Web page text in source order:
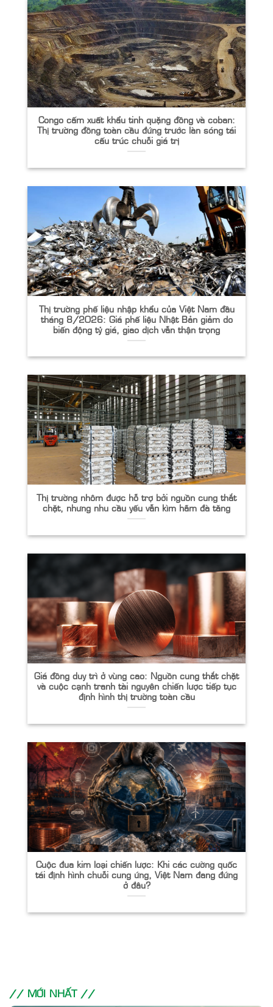
Congo cấm xuất khẩu tinh quặng đồng và coban:
Thị trường đồng toàn cầu đứng trước làn sóng tái
cấu trúc chuỗi giá trị
Thị trường phế liệu nhập khẩu của Việt Nam đầu
tháng 8/2026: Giá phế liệu Nhật Bản giảm do
biến động tỷ giá, giao dịch vẫn thận trọng
Thị trường nhôm được hỗ trợ bởi nguồn cung thắt
chặt, nhưng nhu cầu yếu vẫn kìm hãm đà tăng
Giá đồng duy trì ở vùng cao: Nguồn cung thắt chặt
và cuộc cạnh tranh tài nguyên chiến lược tiếp tục
định hình thị trường toàn cầu
Cuộc đua kim loại chiến lược: Khi các cường quốc
tái định hình chuỗi cung ứng, Việt Nam đang đứng
ở đâu?
// MỚI NHẤT //